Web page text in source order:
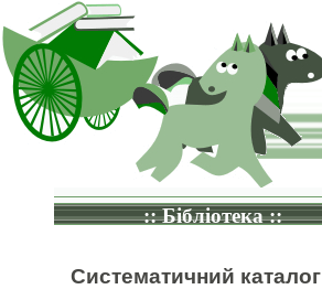
:: Бібліотека ::
Систематичний каталог